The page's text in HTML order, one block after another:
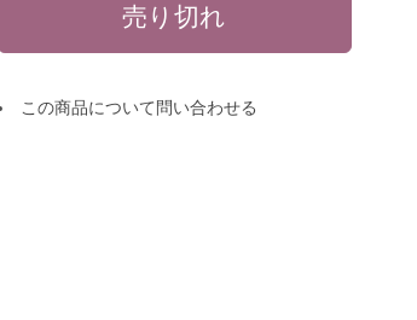
この商品について問い合わせる